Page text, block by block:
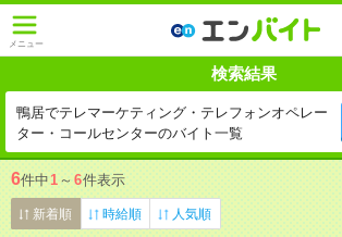
メニュー
検索結果
鴨居でテレマーケティング・テレフォンオペレー
ター・コールセンターのバイト一覧
6件中1 ～ 6件表示
新着順 時給順 人気順